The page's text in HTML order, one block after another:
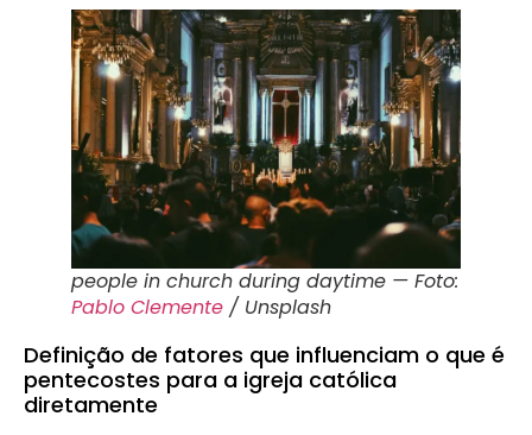
people in church during daytime — Foto:
Pablo Clemente / Unsplash
Definição de fatores que influenciam o que é
pentecostes para a igreja católica
diretamente